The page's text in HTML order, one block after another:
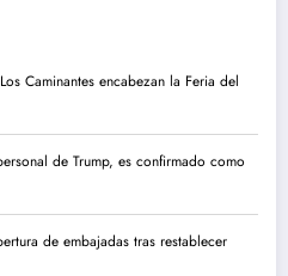
Caminantes encabezan la Feria del
de Trump, es confirmado como
de embajadas tras restablecer